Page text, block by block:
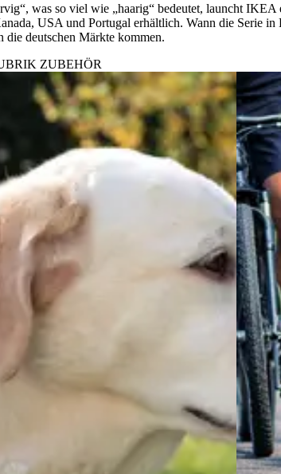
was so viel wie „haarig“ bedeutet, launcht
USA und Portugal erhältlich. Wann die Serie
die deutschen Märkte kommen.
ZUBEHÖR